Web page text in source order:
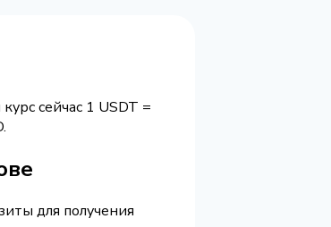
сейчас 1 USDT =
для получения